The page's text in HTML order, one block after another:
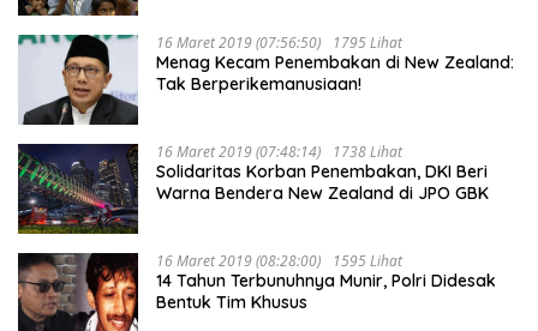
16 Maret 2019 (07:56:50) 1795 Lihat
Menag Kecam Penembakan di New Zealand:
Tak Berperikemanusiaan!
16 Maret 2019 (07:48:14) 1738 Lihat
Solidaritas Korban Penembakan, DKI Beri
Warna Bendera New Zealand di JPO GBK
16 Maret 2019 (08:28:00) 1595 Lihat
14 Tahun Terbunuhnya Munir, Polri Didesak
Bentuk Tim Khusus